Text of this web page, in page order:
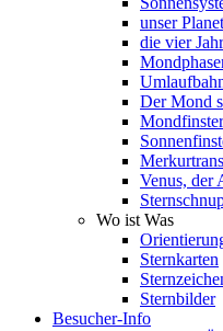
unser
die vier
Der Mond
Venus, der
Wo ist Was
Sternkarten
Sternbilder
Besucher-Info